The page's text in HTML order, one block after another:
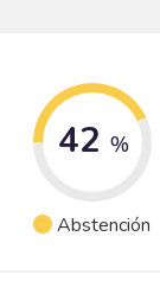
42 %
Abstención